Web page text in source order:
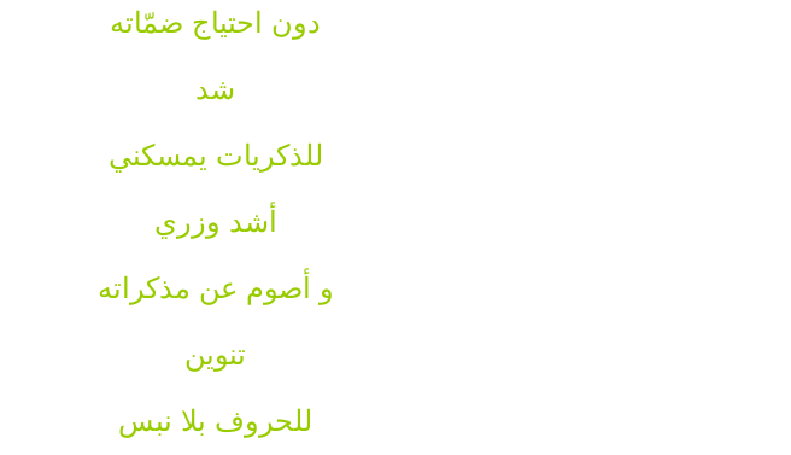
دون احتياج ضمّاته
شد
للذكريات يمسكني
أشد وزري
و أصوم عن مذكراته
تنوين
للحروف بلا نبس